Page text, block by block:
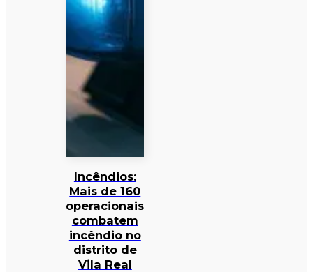
Incêndios:
Mais de 160
operacionais
combatem
incêndio no
distrito de
Vila Real